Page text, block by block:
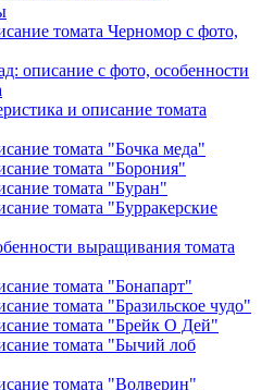
томата Черномор с фото,
описание с фото, особенности
и описание томата
томата "Бочка меда"
томата "Борония"
томата "Буран"
томата "Бурракерские
выращивания томата
томата "Бонапарт"
томата "Бразильское чудо"
томата "Брейк О Дей"
томата "Бычий лоб
томата "Волверин"